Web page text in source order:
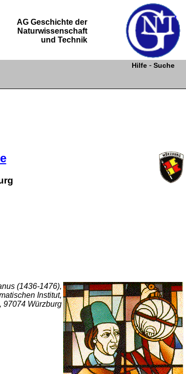
AG Geschichte der
Naturwissenschaft
und Technik
Hilfe - Suche
(1436-1476),
Institut,
97074 Würzburg